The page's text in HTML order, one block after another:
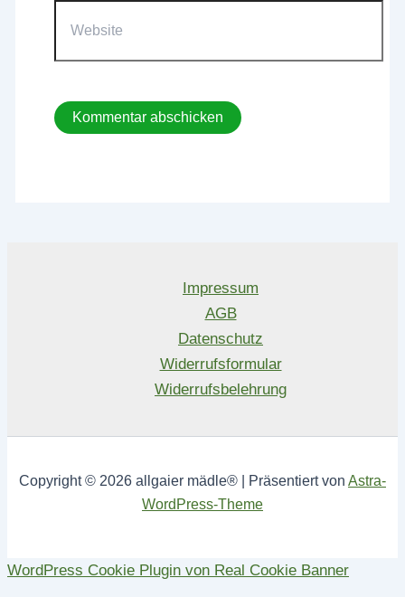
Impressum
AGB
Datenschutz
Widerrufsformular
Widerrufsbelehrung
Copyright © 2026 allgaier mädle® | Präsentiert von Astra-
WordPress-Theme
WordPress Cookie Plugin von Real Cookie Banner